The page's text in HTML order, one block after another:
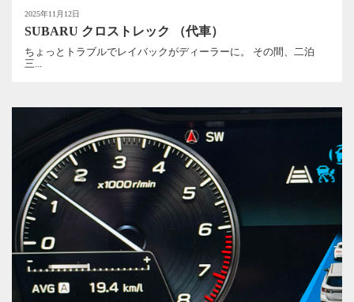
2025年11月12日
SUBARU クロストレック （代車）
ちょっとトラブルでレイバックがディーラーに。 その間、二泊
三...